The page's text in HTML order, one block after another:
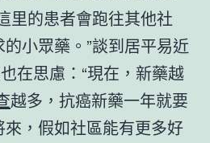
里的患者會跑往其他社
小眾藥。”談到居平易近
在思慮：“現在，新藥越
越多，抗癌新藥一年就要
來，假如社區能有更多好